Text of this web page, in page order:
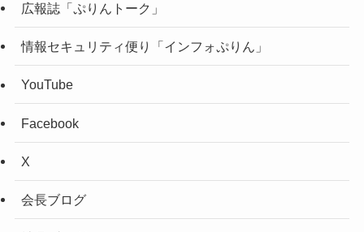
広報誌「ぷりんトーク」
情報セキュリティ便り「インフォぷりん」
YouTube
Facebook
X
会長ブログ